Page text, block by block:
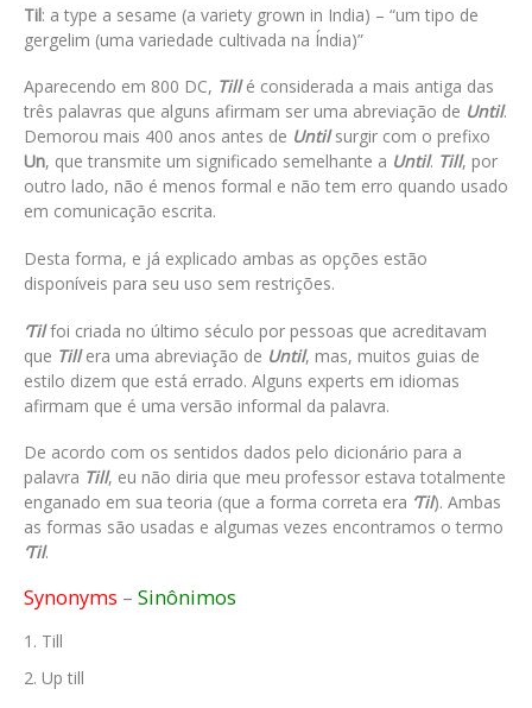
Til: a type a sesame (a variety grown in India) – “um tipo de
gergelim (uma variedade cultivada na Índia)”
Aparecendo em 800 DC, Tillé considerada a mais antiga das
três palavras que alguns afirmam ser uma abreviação de Until.
Demorou mais 400 anos antes de Untilsurgir com o prefixo
Un, que transmite um significado semelhante a Until. Till, por
outro lado, não é menos formal e não tem erro quando usado
em comunicação escrita.
Desta forma, e já explicado ambas as opções estão
disponíveis para seu uso sem restrições.
‘Tilfoi criada no último século por pessoas que acreditavam
que Tillera uma abreviação de Until, mas, muitos guias de
estilo dizem que está errado. Alguns experts em idiomas
afirmam que é uma versão informal da palavra.
De acordo com os sentidos dados pelo dicionário para a
palavra Till, eu não diria que meu professor estava totalmente
enganado em sua teoria (que a forma correta era ‘Til). Ambas
as formas são usadas e algumas vezes encontramos o termo
‘Til.
Synonyms – Sinônimos
Till
Up till